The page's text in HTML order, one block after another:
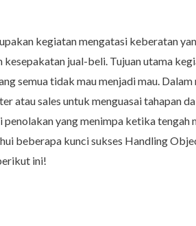
kegiatan mengatasi keberatan
kesepakatan jual-beli. Tujuan utama
semua tidak mau menjadi mau.
atau sales untuk menguasai tahapan
penolakan yang menimpa ketika
beberapa kunci sukses Handling
ini!